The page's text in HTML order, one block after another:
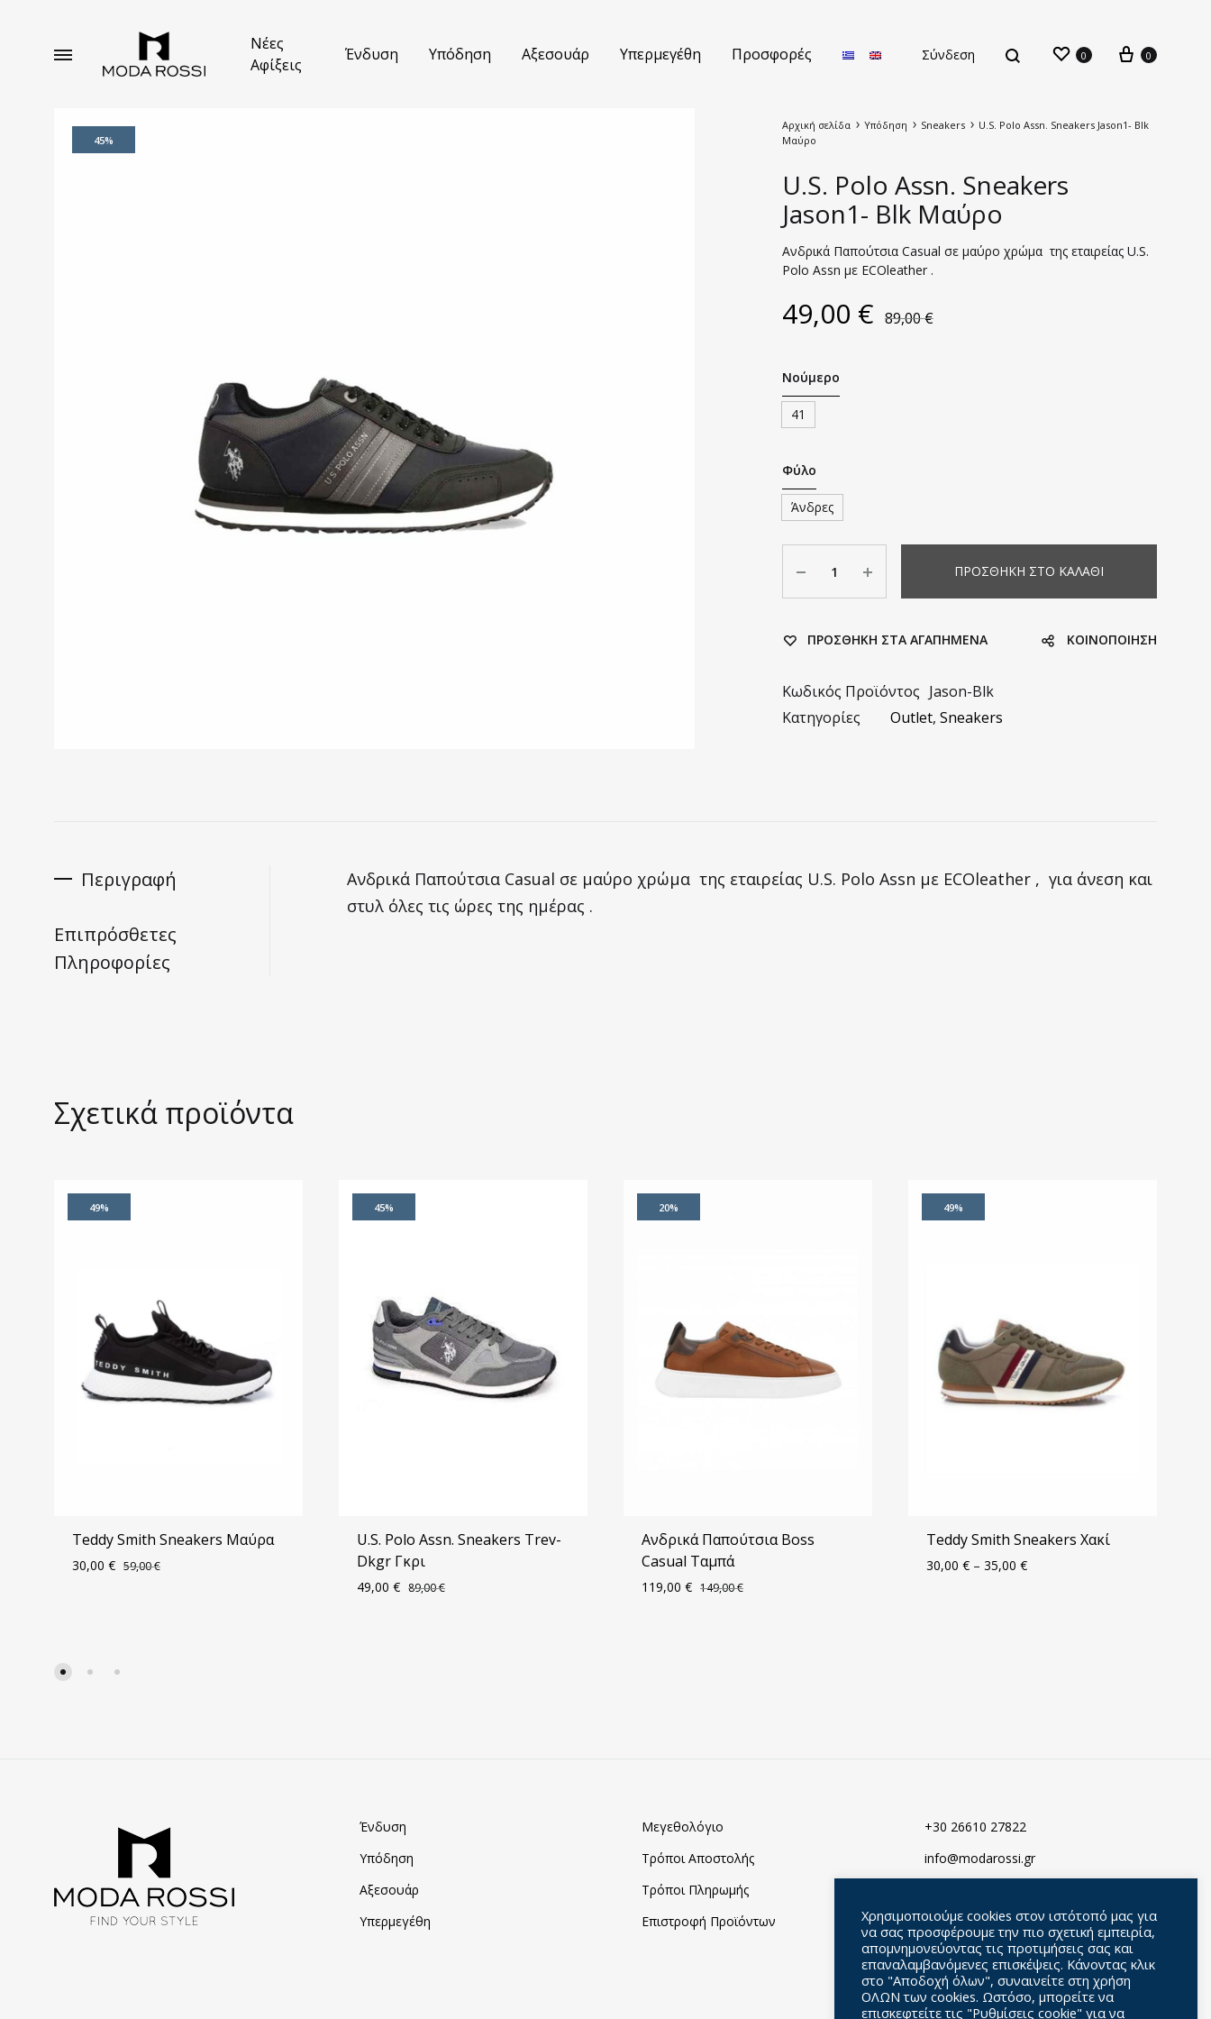
Κέρκυρα
Νέες
Αφίξεις
Ένδυση
Νέες Παραλαβές
Υπόδηση Αξεσουάρ Υπερμεγέθη Προσφορές Σύνδεση 0 0
45%
Αρχική σελίδα Υπόδηση Sneakers
U.S. Polo Assn. Sneakers Jason1- Blk
Μαύρο
U.S. Polo Assn. Sneakers
Jason1- Blk Μαύρο
Ανδρικά Παπούτσια Casual σε μαύρο χρώμα της εταιρείας U.S.
Polo Assn με ECOleather .
49,00 € 89,00€
Νούμερο
41
Φύλο
Άνδρες
ΠΡΟΣΘΉΚΗ ΣΤΟ ΚΑΛΆΘΙ
ΠΡΟΣΘΗΚΗ ΣΤΑ ΑΓΑΠΗΜΈΝΑ KΟΙΝΟΠΟΊΗΣΗ
Κωδικός Προϊόντος Jason-Blk
Κατηγορίες
Outlet, Sneakers
Περιγραφή
Επιπρόσθετες
Πληροφορίες
Ανδρικά Παπούτσια Casual σε μαύρο χρώμα της εταιρείας U.S. Polo Assn με ECOleather , για άνεση και
στυλ όλες τις ώρες της ημέρας .
Σχετικά προϊόντα
49%
Teddy Smith Sneakers Μαύρα
30,00 € 59,00€
45%
U.S. Polo Assn. Sneakers Trev-
Dkgr Γκρι
49,00 € 89,00€
20%
Ανδρικά Παπούτσια Boss
Casual Ταμπά
119,00 € 149,00€
49%
Teddy Smith Sneakers Χακί
30,00 € – 35,00 €
Ένδυση
Υπόδηση
Αξεσουάρ
Υπερμεγέθη
Μεγεθολόγιο
Τρόποι Αποστολής
Τρόποι Πληρωμής
Επιστροφή Προϊόντων
+30 26610 27822
info@modarossi.gr
Κέρκυρα, Ελλάδα
Χρησιμοποιούμε cookies στον ιστότοπό μας για
να σας προσφέρουμε την πιο σχετική εμπειρία,
απομνημονεύοντας τις προτιμήσεις σας και
επαναλαμβανόμενες επισκέψεις. Κάνοντας κλικ
στο "Αποδοχή όλων", συναινείτε στη χρήση
ΟΛΩΝ των cookies. Ωστόσο, μπορείτε να
επισκεφτείτε τις "Ρυθμίσεις cookie" για να